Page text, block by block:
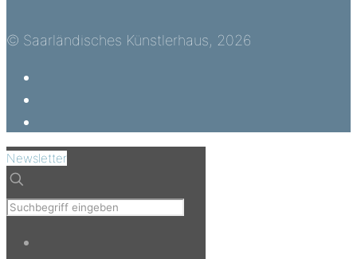
© Saarländisches Künstlerhaus, 2026
Newsletter